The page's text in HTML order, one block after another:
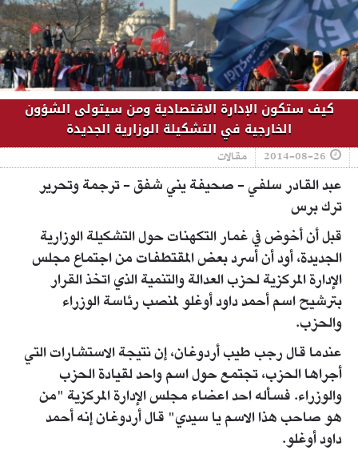
كيف ستكون الإدارة الاقتصادية ومن سيتولى الشؤون
الخارجية في التشكيلة الوزارية الجديدة
2014-08-26 مقالات
عبد القادر سلفي - صحيفة يني شفق - ترجمة وتحرير
ترك برس
قبل أن أخوض في غمار التكهنات حول التشكيلة الوزارية
الجديدة، أود أن أسرد بعض المقتطفات من اجتماع مجلس
الإدارة المركزية لحزب العدالة والتنمية الذي اتخذ القرار
بترشيح اسم أحمد داود أوغلو لمنصب رئاسة الوزراء
والحزب.
عندما قال رجب طيب أردوغان، إن نتيجة الاستشارات التي
أجراها الحزب، تجتمع حول اسم واحد لقيادة الحزب
والوزراء. فسأله احد اعضاء مجلس الإدارة المركزية "من
هو صاحب هذا الاسم يا سيدي" قال أردوغان إنه أحمد
داود أوغلو.